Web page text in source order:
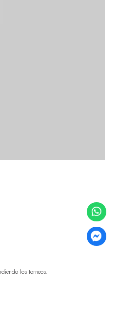
los torneos.